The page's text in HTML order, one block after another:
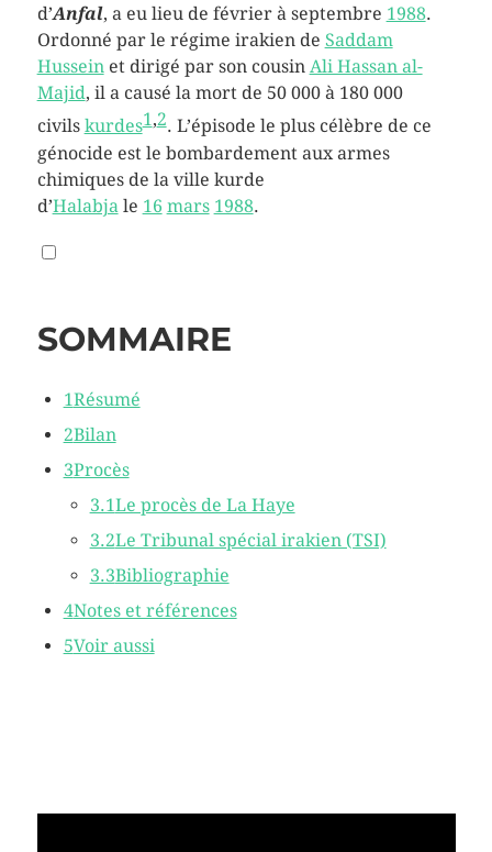
d’Anfal, a eu lieu de février à septembre 1988.
Ordonné par le régime irakien de Saddam
Husseinet dirigé par son cousin Ali Hassan al-
Majid, il a causé la mort de 50 000 à 180 000
civils kurdes1,2. L’épisode le plus célèbre de ce
génocide est le bombardement aux armes
chimiques de la ville kurde
d’Halabja le 16 mars 1988.
SOMMAIRE
1Résumé
2Bilan
3Procès
3.1Le procès de La Haye
3.2Le Tribunal spécial irakien (TSI)
3.3Bibliographie
4Notes et références
5Voir aussi